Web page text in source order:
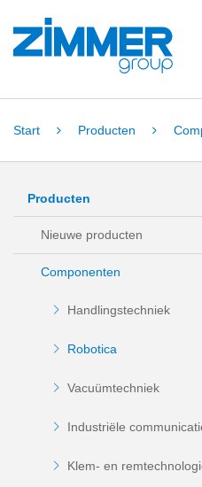
Start Producten
Producten
Nieuwe producten
Componenten
Handlingstechniek
Robotica
Vacuümtechniek
Industriële
Klem- en